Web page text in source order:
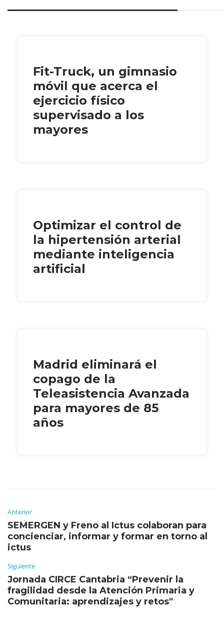
Fit-Truck, un gimnasio
móvil que acerca el
ejercicio físico
supervisado a los
mayores
Optimizar el control de
la hipertensión arterial
mediante inteligencia
artificial
Madrid eliminará el
copago de la
Teleasistencia Avanzada
para mayores de 85
años
Anterior
SEMERGEN y Freno al Ictus colaboran para
concienciar, informar y formar en torno al
ictus
Siguiente
Jornada CIRCE Cantabria “Prevenir la
fragilidad desde la Atención Primaria y
Comunitaria: aprendizajes y retos"